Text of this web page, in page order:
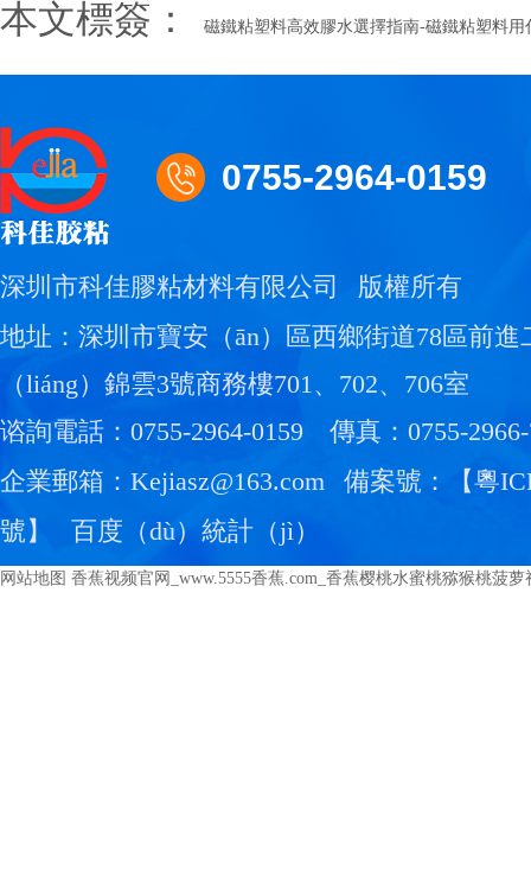
本文標簽： 磁鐵粘塑料高效膠水選擇指南-磁鐵粘塑料用
0755-2964-0159
深圳市科佳膠粘材料有限公司
版權所有
地址：深圳市寶安（ān）區西鄉街道78區前進
（liáng）錦雲3號商務樓701、702、706室
谘詢電話：0755-2964-0159
傳真：0755-
企業郵箱：Kejiasz@163.com
備案號：【粵
號 】 百度（dù）統計（jì）
网站地图 香蕉视频官网_www.5555香蕉.com_香蕉樱桃水蜜桃猕猴桃菠